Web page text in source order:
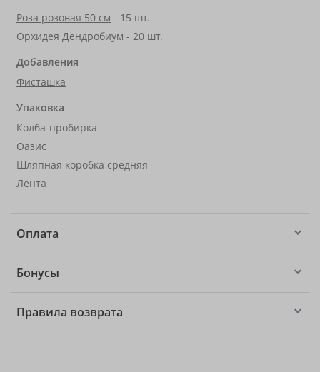
Роза розовая 50 см - 15 шт.
Орхидея Дендробиум - 20 шт.
Добавления
Фисташка
Упаковка
Колба-пробирка
Оазис
Шляпная коробка средняя
Лента
Оплата
Бонусы
Правила возврата